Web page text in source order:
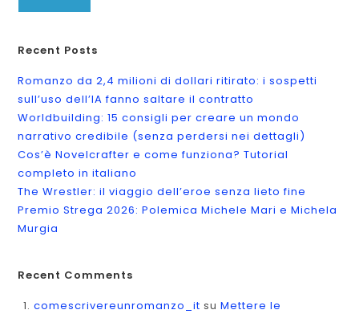
Recent Posts
Romanzo da 2,4 milioni di dollari ritirato: i sospetti
sull’uso dell’IA fanno saltare il contratto
Worldbuilding: 15 consigli per creare un mondo
narrativo credibile (senza perdersi nei dettagli)
Cos’è Novelcrafter e come funziona? Tutorial
completo in italiano
The Wrestler: il viaggio dell’eroe senza lieto fine
Premio Strega 2026: Polemica Michele Mari e Michela
Murgia
Recent Comments
comescrivereunromanzo_it suMettere le